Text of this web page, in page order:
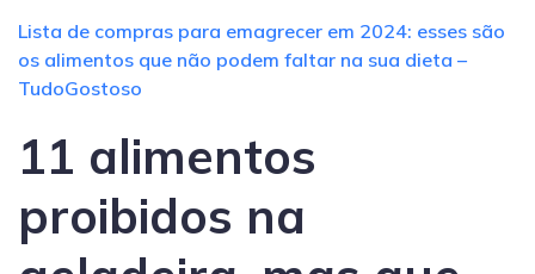
Lista de compras para emagrecer em 2024: esses são
os alimentos que não podem faltar na sua dieta –
TudoGostoso
11 alimentos
proibidos na